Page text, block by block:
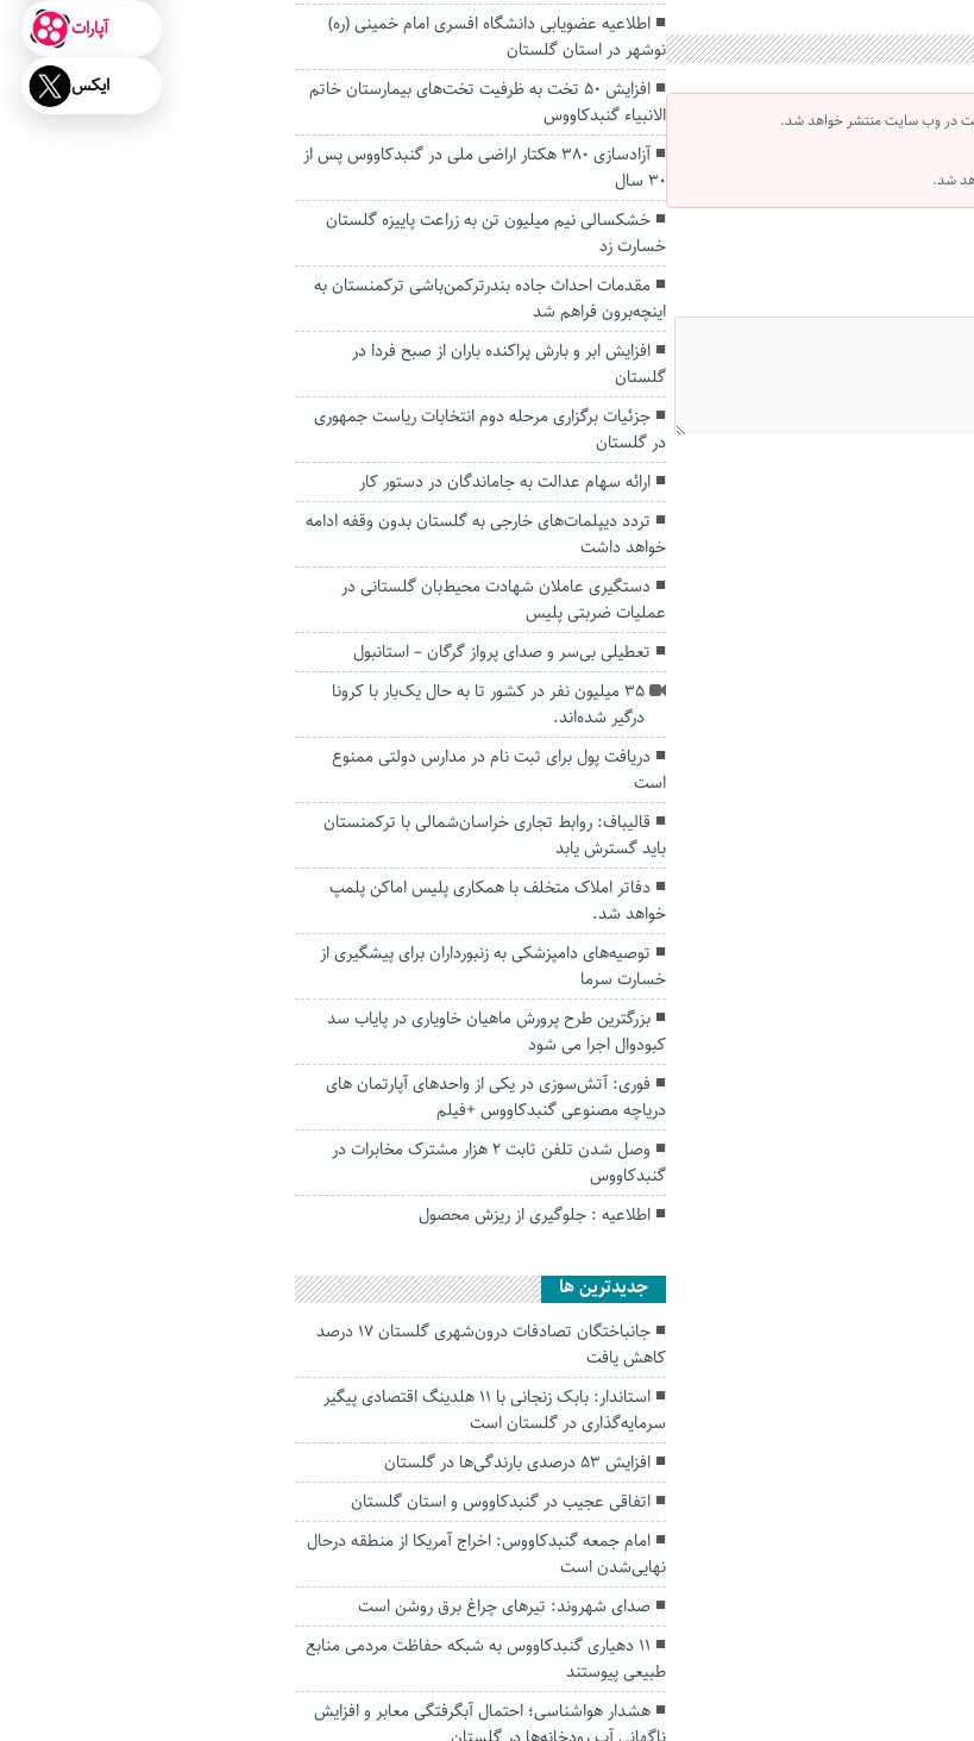
در وب سایت منتشر خواهد شد.
شد.
اطلاعیه عضویابی دانشگاه افسری امام خمینی (ره)
نوشهر در استان گلستان
افزایش ۵۰ تخت به ظرفیت تخت‌های بیمارستان خاتم
الانبیاء گنبدکاووس
آزادسازی ۳۸۰ هکتار اراضی ملی در گنبدکاووس پس از
۳۰ سال
خشکسالی نیم میلیون تن به زراعت پاییزه گلستان
خسارت زد
مقدمات احداث جاده بندرترکمن‌باشی ترکمنستان به
اینچه‌برون فراهم شد
افزایش ابر و بارش پراکنده باران از صبح فردا در
گلستان
جزئیات برگزاری مرحله دوم انتخابات ریاست جمهوری
در گلستان
ارائه سهام عدالت به جاماندگان در دستور کار
تردد دیپلمات‌های خارجی به گلستان بدون وقفه ادامه
خواهد داشت
دستگیری عاملان شهادت محیط‌بان گلستانی در
عملیات ضربتی پلیس
تعطیلی بی‌سر و صدای پرواز گرگان – استانبول
۳۵ میلیون نفر در کشور تا به حال یک‌بار با کرونا
درگیر شده‌اند.
دریافت پول برای ثبت نام در مدارس دولتی ممنوع
است
قالیباف: روابط تجاری خراسان‌شمالی با ترکمنستان
باید گسترش یابد
دفاتر املاک متخلف با همکاری پلیس اماکن پلمپ
خواهد شد.
توصیه‌های دامپزشکی به زنبورداران برای پیشگیری از
خسارت سرما
بزرگترین طرح پرورش ماهیان خاویاری در پایاب سد
کبودوال اجرا می شود
فوری: آتش‌سوزی در یکی از واحدهای آپارتمان های
دریاچه مصنوعی گنبدکاووس +فیلم
وصل شدن تلفن ثابت ۲ هزار مشترک مخابرات در
گنبدکاووس
اطلاعیه : جلوگیری از ریزش محصول
جديدترين ها
جانباختگان تصادفات درون‌شهری گلستان ۱۷ درصد
کاهش یافت
استاندار: بابک زنجانی با ۱۱ هلدینگ اقتصادی پیگیر
سرمایه‌گذاری در گلستان است
افزایش ۵۳ درصدی بارندگی‌ها در گلستان
اتفاقی عجیب در‌ گنبدکاووس و استان گلستان
امام جمعه گنبدکاووس: اخراج آمریکا از منطقه درحال
نهایی‌شدن است
صدای شهروند: تیرهای چراغ برق روشن است
۱۱ دهیاری گنبدکاووس به شبکه حفاظت مردمی منابع
طبیعی پیوستند
هشدار هواشناسی؛ احتمال آبگرفتگی معابر و افزایش
آپارات
ایکس